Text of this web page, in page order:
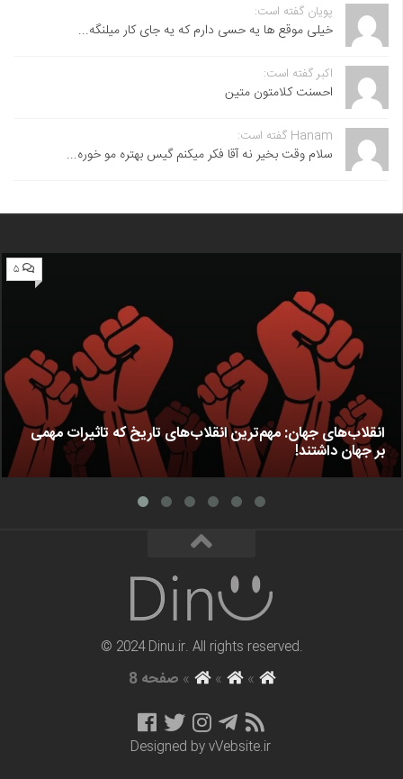
پویان گفته است:
خیلی موقع ها یه حسی دارم که یه جای کار میلنگه...
اکبر گفته است:
احسنت ‌کلامتون متین
Hanam گفته است:
سلام وقت بخیر نه آقا فکر میکنم گیس بهتره مو خوره...
۵
انقلاب‌های جهان: مهم‌ترین انقلاب‌های تاریخ که تاثیرات مهمی
بر جهان داشتند!
© 2024 Dinu.ir. All rights reserved.
»
»
»صفحه 8
Designed byvVebsite.ir